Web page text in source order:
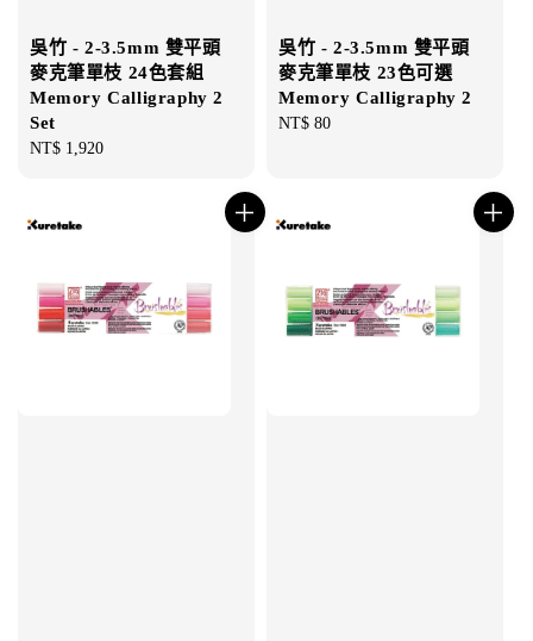
吳竹 - 2-3.5mm 雙平頭
麥克筆單枝 24色套組
Memory Calligraphy 2
Set
Regular
NT$ 1,920
吳竹 - 2-3.5mm 雙平頭
麥克筆單枝 23色可選
Memory Calligraphy 2
Regular
NT$ 80